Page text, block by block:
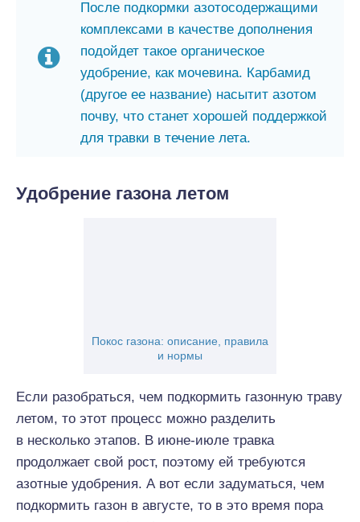
После подкормки азотосодержащими
комплексами в качестве дополнения
подойдет такое органическое
удобрение, как мочевина. Карбамид
(другое ее название) насытит азотом
почву, что станет хорошей поддержкой
для травки в течение лета.
Удобрение газона летом
Покос газона: описание, правила
и нормы
Если разобраться, чем подкормить газонную траву
летом, то этот процесс можно разделить
в несколько этапов. В июне-июле травка
продолжает свой рост, поэтому ей требуются
азотные удобрения. А вот если задуматься, чем
подкормить газон в августе, то в это время пора